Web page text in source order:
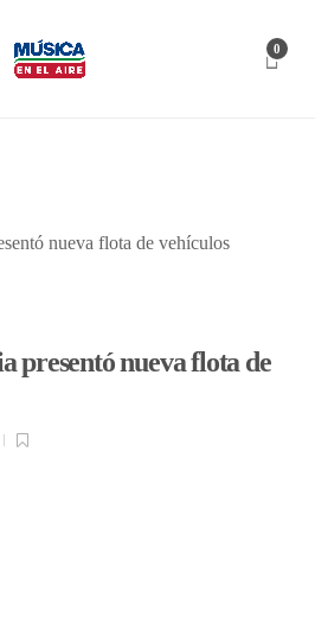
0
presentó nueva flota de